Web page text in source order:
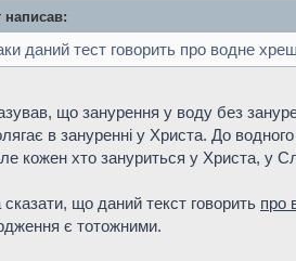
написав:
даний тест говорить про водне
що занурення у воду без
в зануренні у Христа. До
кожен хто зануриться у Христа, у
що даний текст говорить про
є тотожними.